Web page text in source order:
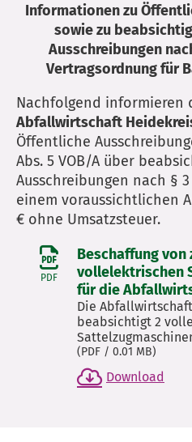
Informationen zu
sowie zu
Ausschreibungen
Vertragsordnung für
Nachfolgend informieren
Abfallwirtschaft
Öffentliche
Abs. 5 VOB/A über
Ausschreibungen nach § 3
einem voraussichtlichen
€ ohne Umsatzsteuer.
PDF
Beschaffung von
vollelektrischen
für die
Die
beabsichtigt 2
(PDF / 0.01 MB)
Download